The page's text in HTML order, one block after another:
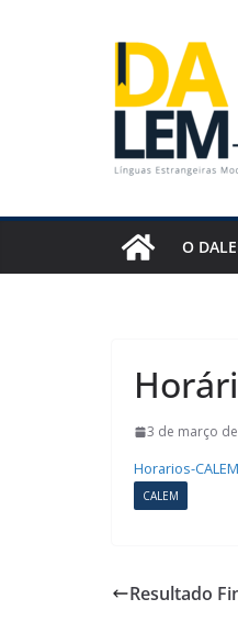
O
3 de março
Horarios-
CALEM
Resultado